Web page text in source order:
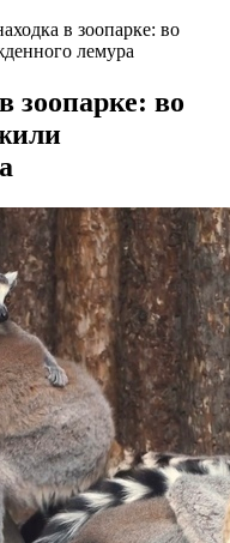
в зоопарке: во
лемура
зоопарке: во